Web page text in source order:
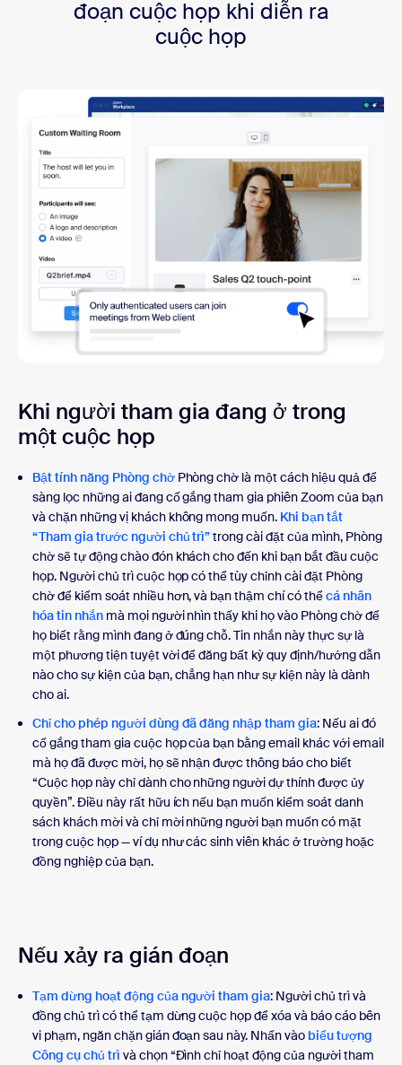
đoạn cuộc họp khi diễn ra
cuộc họp
Khi người tham gia đang ở trong
một cuộc họp
Bật tính năng Phòng chờPhòng chờ là một cách hiệu quả để
sàng lọc những ai đang cố gắng tham gia phiên Zoom của bạn
và chặn những vị khách không mong muốn. Khi bạn tắt
“Tham gia trước người chủ trì”trong cài đặt của mình, Phòng
chờ sẽ tự động chào đón khách cho đến khi bạn bắt đầu cuộc
họp. Người chủ trì cuộc họp có thể tùy chỉnh cài đặt Phòng
chờ để kiểm soát nhiều hơn, và bạn thậm chí có thểcá nhân
hóa tin nhắnmà mọi người nhìn thấy khi họ vào Phòng chờ để
họ biết rằng mình đang ở đúng chỗ. Tin nhắn này thực sự là
một phương tiện tuyệt vời để đăng bất kỳ quy định/hướng dẫn
nào cho sự kiện của bạn, chẳng hạn như sự kiện này là dành
cho ai.
Chỉ cho phép người dùng đã đăng nhập tham gia: Nếu ai đó
cố gắng tham gia cuộc họp của bạn bằng email khác với email
mà họ đã được mời, họ sẽ nhận được thông báo cho biết
“Cuộc họp này chỉ dành cho những người dự thính được ủy
quyền”. Điều này rất hữu ích nếu bạn muốn kiểm soát danh
sách khách mời và chỉ mời những người bạn muốn có mặt
trong cuộc họp — ví dụ như các sinh viên khác ở trường hoặc
đồng nghiệp của bạn.
Nếu xảy ra gián đoạn
Tạm dừng hoạt động của người tham gia: Người chủ trì và
đồng chủ trì có thể tạm dừng cuộc họp để xóa và báo cáo bên
vi phạm, ngăn chặn gián đoạn sau này. Nhấn vào biểu tượng
Công cụ chủ trì và chọn “Đình chỉ hoạt động của người tham